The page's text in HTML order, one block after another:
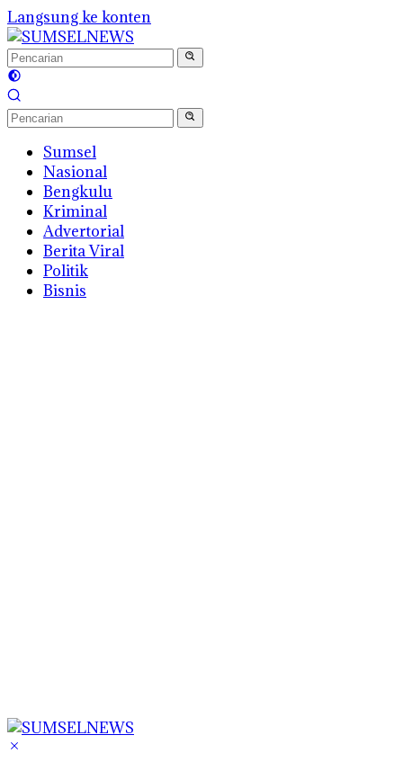
Langsung ke konten
Sumsel
Nasional
Bengkulu
Kriminal
Advertorial
Berita Viral
Politik
Bisnis